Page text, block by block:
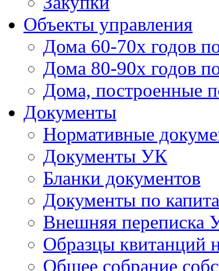
Объекты управления
Дома 60-70х годов
Дома 80-90х годов
Дома, построенные
Документы
Нормативные
Документы УК
Бланки документов
Документы по
Внешняя переписка
Образцы квитанций
Общее собрание